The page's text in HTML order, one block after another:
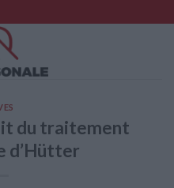
du traitement
d’Hütter